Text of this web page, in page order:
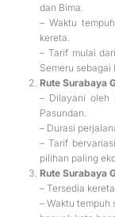
dan Bima.
– Waktu
kereta.
– Tarif mulai
Semeru sebagai
Rute Surabaya
– Dilayani oleh
Pasundan.
– Durasi
– Tarif
pilihan paling
Rute Surabaya
– Tersedia
– Waktu tempuh